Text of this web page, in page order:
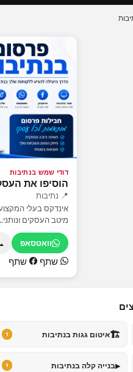
דודי שמש בנתיבות
הוסיפו את
📍 נתיבות
אינדקס בעלי
מיטב העסקים
וואטסאפ
שתף שתף
🏗️איטום גגות בנתיבות 1
▸בנייה קלה בנתיבות 1